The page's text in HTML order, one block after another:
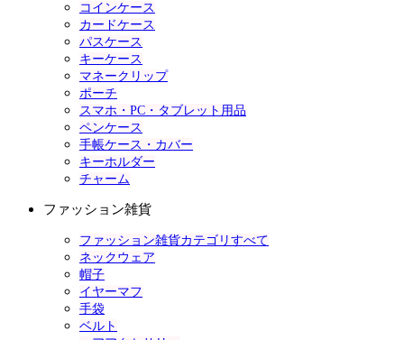
コインケース
カードケース
パスケース
キーケース
マネークリップ
ポーチ
スマホ・PC・タブレット用品
ペンケース
手帳ケース・カバー
キーホルダー
チャーム
ファッション雑貨
ファッション雑貨カテゴリすべて
ネックウェア
帽子
イヤーマフ
手袋
ベルト